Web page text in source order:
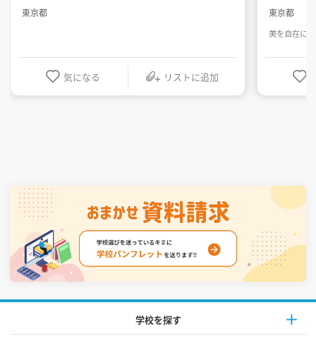
東京都
気になる リストに追加
東京都
美を自在に
学校を探す